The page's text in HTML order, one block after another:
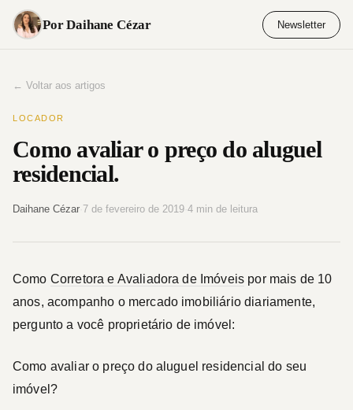
Pular
para
Por Daihane Cézar Newsletter
← Voltar aos artigos
LOCADOR
Como avaliar o preço do aluguel
residencial.
Daihane Cézar 7 de fevereiro de 2019 4 min de leitura
Como Corretora e Avaliadora de Imóveis por mais de 10
anos, acompanho o mercado imobiliário diariamente,
pergunto a você proprietário de imóvel:
Como avaliar o preço do aluguel residencial do seu
imóvel?